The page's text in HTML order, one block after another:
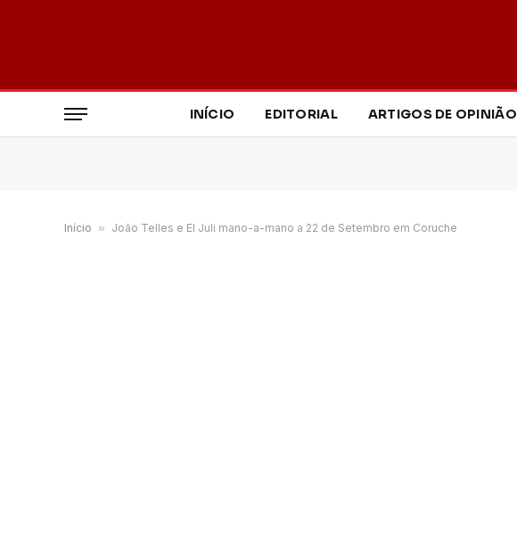
INÍCIO EDITORIAL ARTIGOS DE OPINIÃO
Início » João Telles e El Juli mano-a-mano a 22 de Setembro em Coruche